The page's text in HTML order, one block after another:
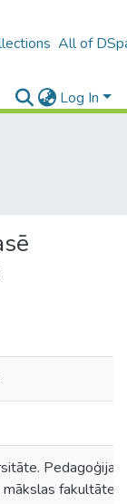
All of
Log In
Pedagoģijas,
fakultāte